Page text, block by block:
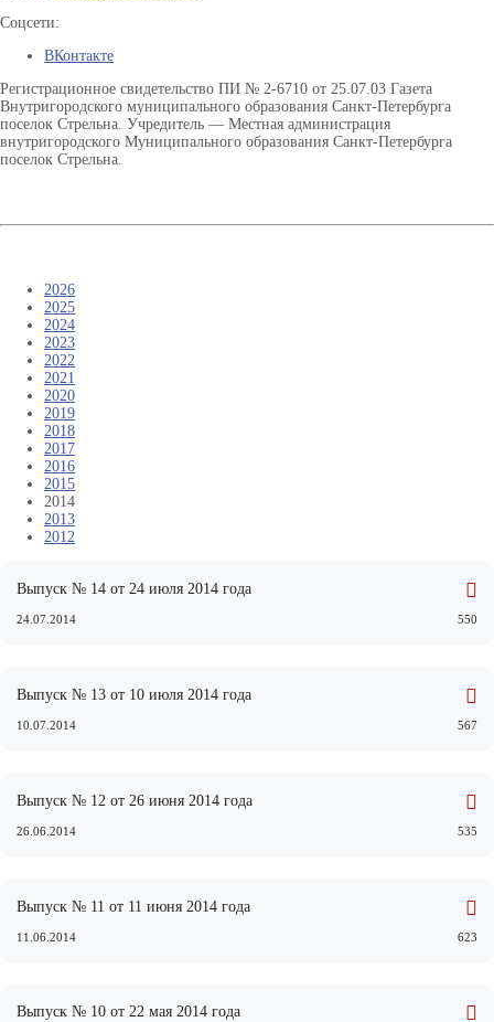
Соцсети:
ВКонтакте
Регистрационное свидетельство ПИ № 2-6710 от 25.07.03 Газета
Внутригородского муниципального образования Санкт-Петербурга
поселок Стрельна. Учредитель — Местная администрация
внутригородского Муниципального образования Санкт-Петербурга
поселок Стрельна.
2026
2025
2024
2023
2022
2021
2020
2019
2018
2017
2016
2015
2014
2013
2012
Выпуск № 14 от 24 июля 2014 года
24.07.2014 550
Выпуск № 13 от 10 июля 2014 года
10.07.2014 567
Выпуск № 12 от 26 июня 2014 года
26.06.2014 535
Выпуск № 11 от 11 июня 2014 года
11.06.2014 623
Выпуск № 10 от 22 мая 2014 года